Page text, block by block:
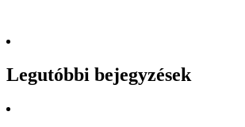
Legutóbbi bejegyzések